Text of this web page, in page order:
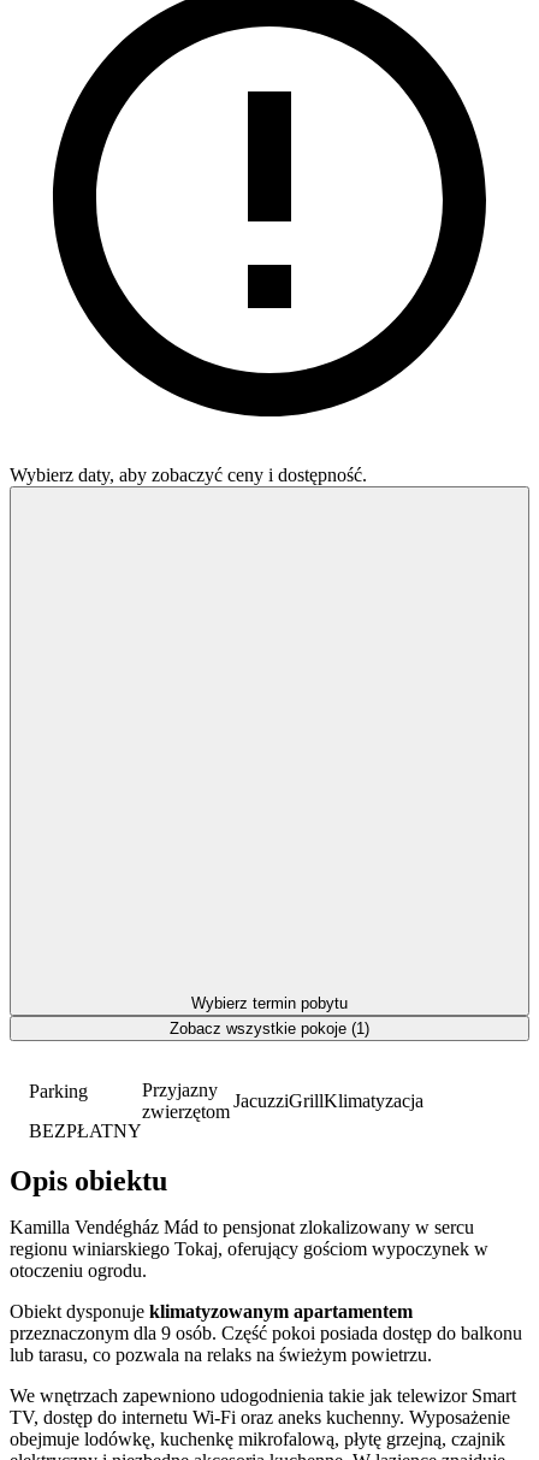
Parking
BEZPŁATNY
Przyjazny
zwierzętom
JacuzziGrillKlimatyzacja
Opis obiektu
Kamilla Vendégház Mád to pensjonat zlokalizowany w sercu
regionu winiarskiego Tokaj, oferujący gościom wypoczynek w
otoczeniu ogrodu.
Obiekt dysponuje klimatyzowanym apartamentem
przeznaczonym dla 9 osób. Część pokoi posiada dostęp do balkonu
lub tarasu, co pozwala na relaks na świeżym powietrzu.
We wnętrzach zapewniono udogodnienia takie jak telewizor Smart
TV, dostęp do internetu Wi-Fi oraz aneks kuchenny. Wyposażenie
obejmuje lodówkę, kuchenkę mikrofalową, płytę grzejną, czajnik
Wybierz daty, aby zobaczyć ceny i dostępność.
Wybierz termin pobytu
Zobacz wszystkie pokoje (1)